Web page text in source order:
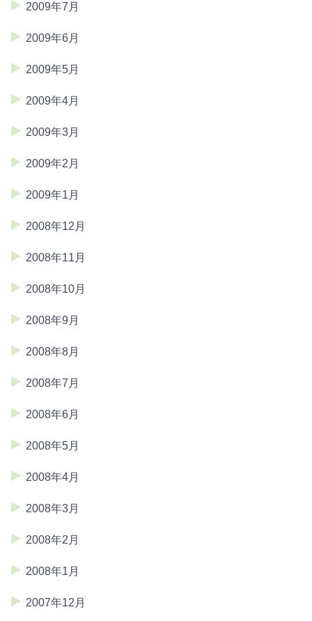
2009年7月
2009年6月
2009年5月
2009年4月
2009年3月
2009年2月
2009年1月
2008年12月
2008年11月
2008年10月
2008年9月
2008年8月
2008年7月
2008年6月
2008年5月
2008年4月
2008年3月
2008年2月
2008年1月
2007年12月